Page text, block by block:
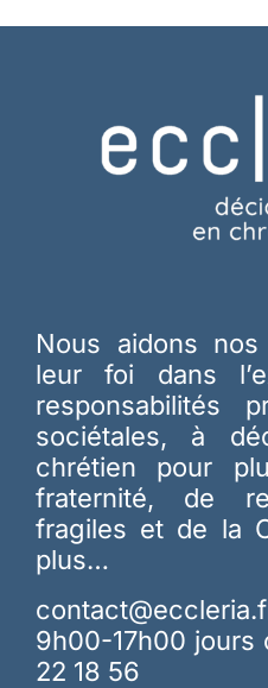
Nous aidons
leur foi dans
responsabilités
sociétales, à
chrétien pour
fraternité, de
fragiles et de la
plus…
9h00-17h00 jours
22 18 56